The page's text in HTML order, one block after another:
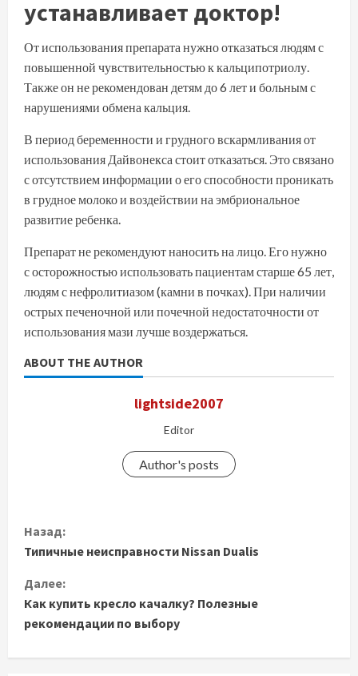
устанавливает доктор!
От использования препарата нужно отказаться людям с
повышенной чувствительностью к кальципотриолу.
Также он не рекомендован детям до 6 лет и больным с
нарушениями обмена кальция.
В период беременности и грудного вскармливания от
использования Дайвонекса стоит отказаться. Это связано
с отсутствием информации о его способности проникать
в грудное молоко и воздействии на эмбриональное
развитие ребенка.
Препарат не рекомендуют наносить на лицо. Его нужно
с осторожностью использовать пациентам старше 65 лет,
людям с нефролитиазом (камни в почках). При наличии
острых печеночной или почечной недостаточности от
использования мази лучше воздержаться.
ABOUT THE AUTHOR
lightside2007
Editor
Author's posts
П
р
о
д
о
Назад:
Типичные неисправности Nissan Dualis
Далее:
Как купить кресло качалку? Полезные
рекомендации по выбору